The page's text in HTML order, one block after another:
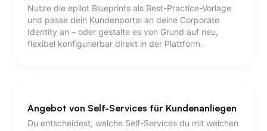
Nutze die epilot Blueprints als Best-Practice-Vorlage
und passe dein Kundenportal an deine Corporate
Identity an – oder gestalte es von Grund auf neu,
flexibel konfigurierbar direkt in der Plattform.
Angebot von Self-Services für Kundenanliegen
Du entscheidest, welche Self-Services du mit welchen